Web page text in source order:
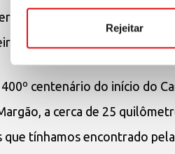
Rejeitar
típica das filhas de
de 1947. Atualmente,
centenário do início do
a cerca de 25
tínhamos encontrado